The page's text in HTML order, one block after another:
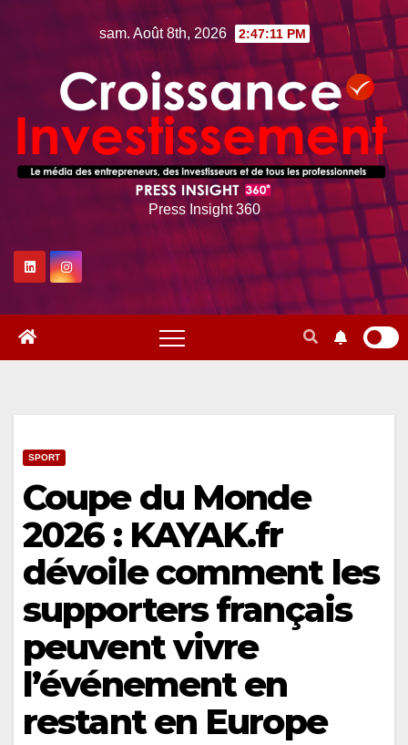
sam. Août 8th, 2026 2:47:12 PM
Press Insight 360
SPORT
Coupe du Monde
2026 : KAYAK.fr
dévoile comment les
supporters français
peuvent vivre
l’événement en
restant en Europe